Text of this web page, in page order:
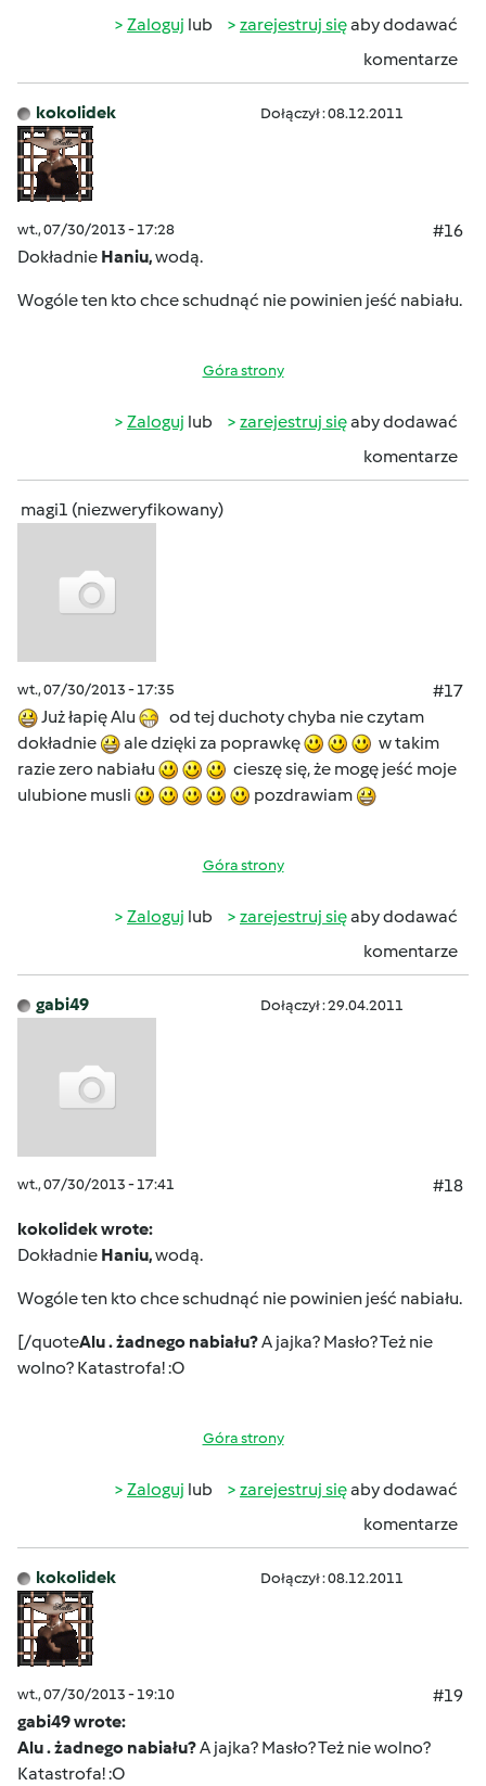
Zaloguj lub zarejestruj sięaby dodawać
komentarze
kokolidek Dołączył : 08.12.2011
wt., 07/30/2013 - 17:28
#16
Dokładnie Haniu,wodą.
Wogóle ten kto chce schudnąć nie powinien jeść nabiału.
Góra strony
Zaloguj lub zarejestruj sięaby dodawać
komentarze
magi1 (niezweryfikowany)
wt., 07/30/2013 - 17:35
#17
Już łapię Alu
od tej duchoty chyba nie czytam
dokładnie
ale dzięki za poprawkę
w takim
razie zero nabiału
cieszę się, że mogę jeść moje
ulubione musli
pozdrawiam
Góra strony
Zaloguj lub zarejestruj sięaby dodawać
komentarze
gabi49 Dołączył : 29.04.2011
wt., 07/30/2013 - 17:41 #18
kokolidek wrote:
Dokładnie Haniu,wodą.
Wogóle ten kto chce schudnąć nie powinien jeść nabiału.
[/quoteAlu . żadnego nabiału?A jajka? Masło? Też nie
wolno? Katastrofa! :O
Góra strony
Zaloguj lub zarejestruj sięaby dodawać
komentarze
kokolidek Dołączył : 08.12.2011
wt., 07/30/2013 - 19:10
#19
gabi49 wrote:
Alu . żadnego nabiału?A jajka? Masło? Też nie wolno?
Katastrofa! :O